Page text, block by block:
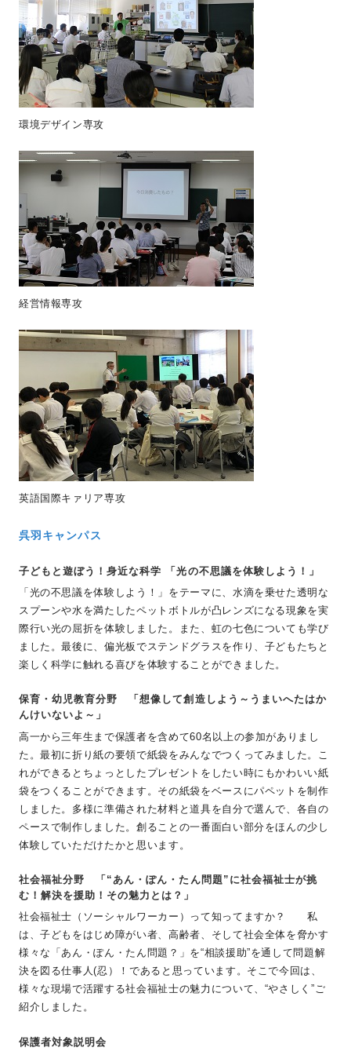
環境デザイン専攻
経営情報専攻
英語国際キァリア専攻
呉羽キャンパス
子どもと遊ぼう！身近な科学 「光の不思議を体験しよう！」
「光の不思議を体験しよう！」をテーマに、水滴を乗せた透明な
スプーンや水を満たしたペットボトルが凸レンズになる現象を実
際行い光の屈折を体験しました。また、虹の七色についても学び
ました。最後に、偏光板でステンドグラスを作り、子どもたちと
楽しく科学に触れる喜びを体験することができました。
保育・幼児教育分野 「想像して創造しよう～うまいへたはか
んけいないよ～」
高一から三年生まで保護者を含めて60名以上の参加がありまし
た。最初に折り紙の要領で紙袋をみんなでつくってみました。こ
れができるとちょっとしたプレゼントをしたい時にもかわいい紙
袋をつくることができます。その紙袋をベースにパペットを制作
しました。多様に準備された材料と道具を自分で選んで、各自の
ペースで制作しました。創ることの一番面白い部分をほんの少し
体験していただけたかと思います。
社会福祉分野 「“あん・ぽん・たん問題”に社会福祉士が挑
む！解決を援助！その魅力とは？」
社会福祉士（ソーシャルワーカー）って知ってますか？ 私
は、子どもをはじめ障がい者、高齢者、そして社会全体を脅かす
様々な「あん・ぽん・たん問題？」を“相談援助”を通して問題解
決を図る仕事人(忍）！であると思っています。そこで今回は、
様々な現場で活躍する社会福祉士の魅力について、“やさしく”ご
紹介しました。
保護者対象説明会